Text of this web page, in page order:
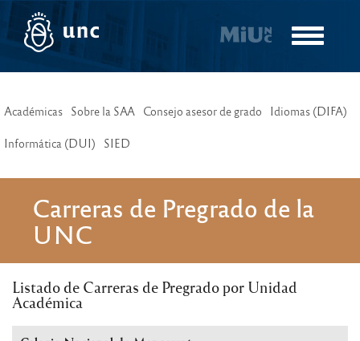
Pasar
contenido
Toggle
Académicas Sobre la SAA Consejo asesor de grado Idiomas (DIFA)
Informática (DUI) SIED
Carreras de Pregrado de la
UNC
Listado de Carreras de Pregrado por Unidad
Académica